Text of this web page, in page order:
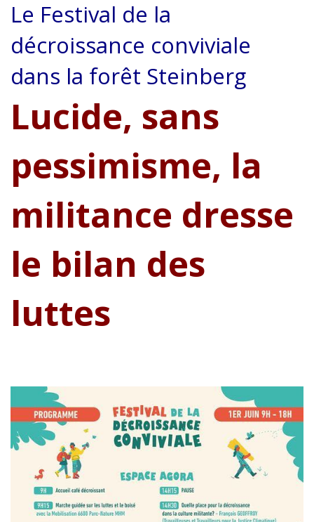
Le Festival de la
décroissance conviviale
dans la forêt Steinberg
Lucide, sans
pessimisme, la
militance dresse
le bilan des
luttes